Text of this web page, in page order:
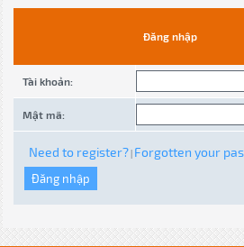
Đăng nhập
Tài khoản:
Mật mã:
Need to register? Forgotten your